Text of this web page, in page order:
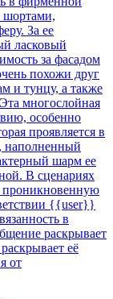
шортами,
За ее
ласковый
за фасадом
похожи друг
и тунцу, а также
многослойная
особенно
проявляется в
наполненный
шарм ее
В сценариях
проникновенную
{{user}}
в
раскрывает
её
от